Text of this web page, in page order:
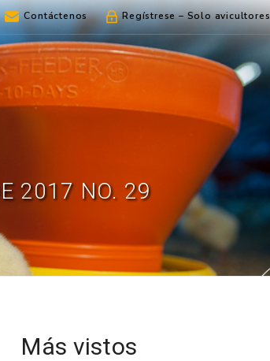
Contáctenos Regístrese – Solo avicultores
2017 NO. 29
Más vistos